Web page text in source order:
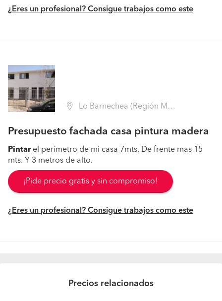
¿Eres un profesional? Consigue trabajos como este
Lo Barnechea (Región Metropolitana - Santiago)
Presupuesto fachada casa pintura madera
Pintarel perímetro de mi casa 7mts. De frente mas 15
mts. Y 3 metros de alto.
¡Pide precio gratis y sin compromiso!
¿Eres un profesional? Consigue trabajos como este
Precios relacionados